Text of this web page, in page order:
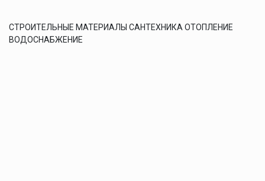
СТРОИТЕЛЬНЫЕ МАТЕРИАЛЫ САНТЕХНИКА ОТОПЛЕНИЕ
ВОДОСНАБЖЕНИЕ